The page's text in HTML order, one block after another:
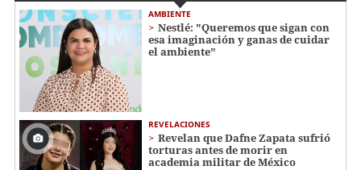
AMBIENTE
Nestlé: "Queremos que sigan con
esa imaginación y ganas de cuidar
el ambiente"
REVELACIONES
Revelan que Dafne Zapata sufrió
torturas antes de morir en
academia militar de México